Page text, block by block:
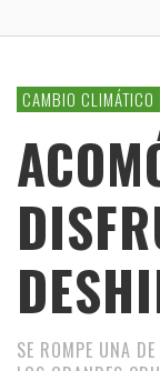
CAMBIO CLIMÁTICO
SE ROMPE UNA